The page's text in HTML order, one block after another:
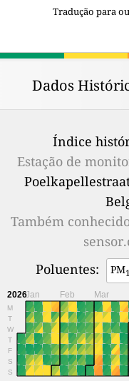
Tradução para
Dados
Índice
Estação de
Também
Poluentes:
PM
2026
M
T
W
T
F
S
S
Jan Feb Mar